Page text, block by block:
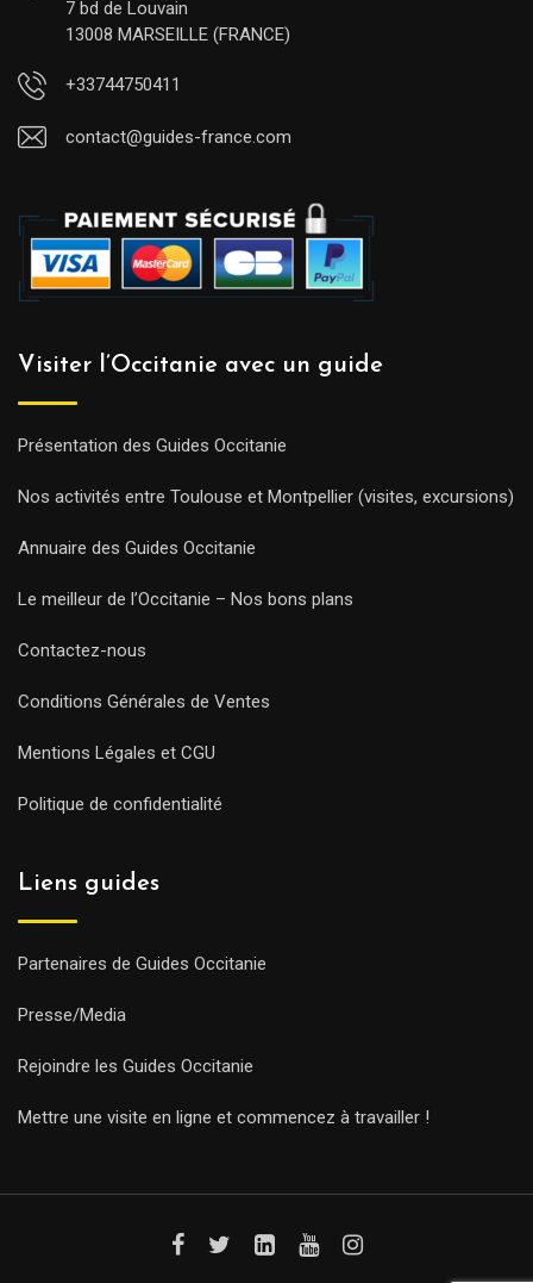
7 bd de Louvain
13008 MARSEILLE (FRANCE)
+33744750411
contact@guides-france.com
Visiter l’Occitanie avec un guide
Présentation des Guides Occitanie
Nos activités entre Toulouse et Montpellier (visites, excursions)
Annuaire des Guides Occitanie
Le meilleur de l’Occitanie – Nos bons plans
Contactez-nous
Conditions Générales de Ventes
Mentions Légales et CGU
Politique de confidentialité
Liens guides
Partenaires de Guides Occitanie
Presse/Media
Rejoindre les Guides Occitanie
Mettre une visite en ligne et commencez à travailler !